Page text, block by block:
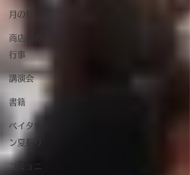
月の灯
商店街の
行事
講演会
書籍
ベイタウ
ン夏祭り
コミュニ